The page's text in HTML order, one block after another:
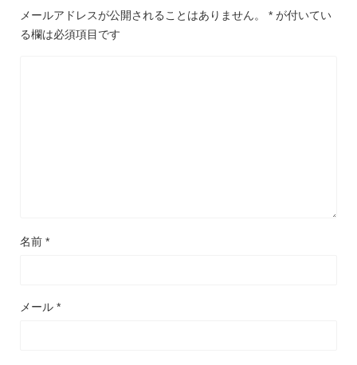
メールアドレスが公開されることはありません。 * が付いてい
る欄は必須項目です
名前 *
メール *